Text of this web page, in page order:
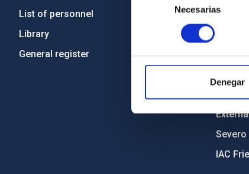
consentimiento
Necesarias
Denegar
List of personnel
Library
General register
Code
IAC